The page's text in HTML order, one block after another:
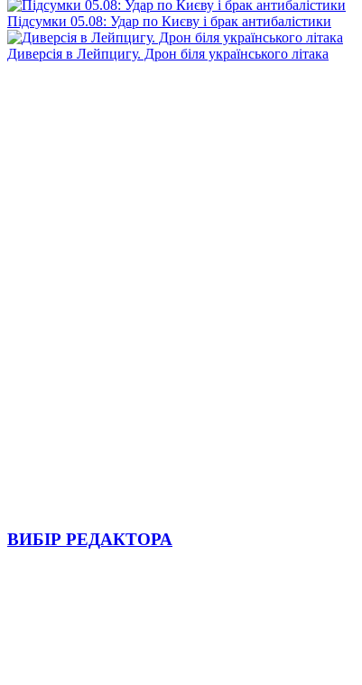
Підсумки 05.08: Удар по Києву і брак антибалістики
Диверсія в Лейпцигу. Дрон біля українського літака
ВИБІР РЕДАКТОРА